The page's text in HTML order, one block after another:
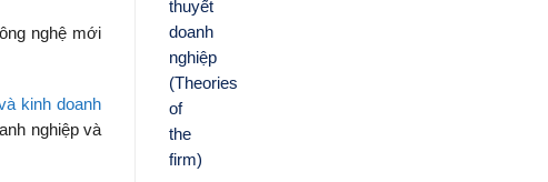
nghệ mới
kinh doanh
nghiệp và